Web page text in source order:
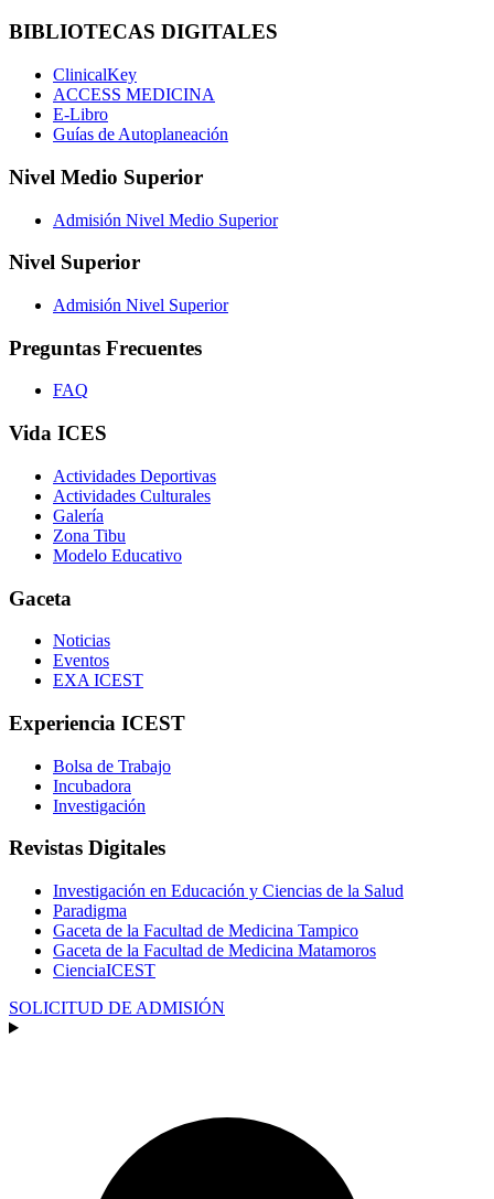
BIBLIOTECAS DIGITALES
ClinicalKey
ACCESS MEDICINA
E-Libro
Guías de Autoplaneación
Nivel Medio Superior
Admisión Nivel Medio Superior
Nivel Superior
Admisión Nivel Superior
Preguntas Frecuentes
FAQ
Vida ICES
Actividades Deportivas
Actividades Culturales
Galería
Zona Tibu
Modelo Educativo
Gaceta
Noticias
Eventos
EXA ICEST
Experiencia ICEST
Bolsa de Trabajo
Incubadora
Investigación
Revistas Digitales
Investigación en Educación y Ciencias de la Salud
Paradigma
Gaceta de la Facultad de Medicina Tampico
Gaceta de la Facultad de Medicina Matamoros
CienciaICEST
SOLICITUD DE ADMISIÓN